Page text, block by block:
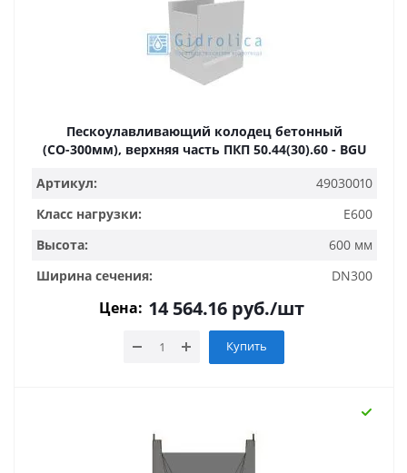
Пескоулавливающий колодец бетонный
(СО-300мм), верхняя часть ПКП 50.44(30).60 - BGU
Артикул:
49030010
Класс нагрузки:
E600
Высота:
600 мм
Ширина сечения:
DN300
Цена: 14 564.16руб./шт
Купить